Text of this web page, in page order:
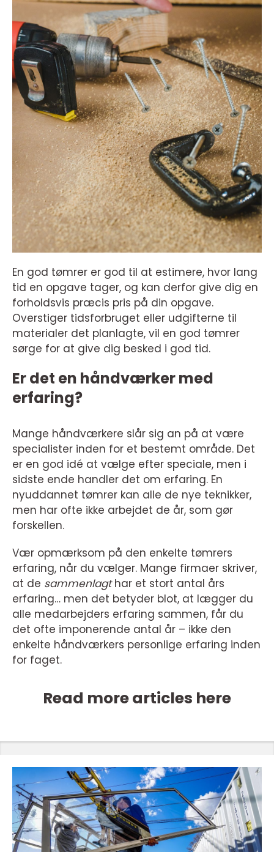
En god tømrer er god til at estimere, hvor lang
tid en opgave tager, og kan derfor give dig en
forholdsvis præcis pris på din opgave.
Overstiger tidsforbruget eller udgifterne til
materialer det planlagte, vil en god tømrer
sørge for at give dig besked i god tid.
Er det en håndværker med
erfaring?
Mange håndværkere slår sig an på at være
specialister inden for et bestemt område. Det
er en god idé at vælge efter speciale, men i
sidste ende handler det om erfaring. En
nyuddannet tømrer kan alle de nye teknikker,
men har ofte ikke arbejdet de år, som gør
forskellen.
Vær opmærksom på den enkelte tømrers
erfaring, når du vælger. Mange firmaer skriver,
at de sammenlagthar et stort antal års
erfaring… men det betyder blot, at lægger du
alle medarbejders erfaring sammen, får du
det ofte imponerende antal år – ikke den
enkelte håndværkers personlige erfaring inden
for faget.
Read more articles here